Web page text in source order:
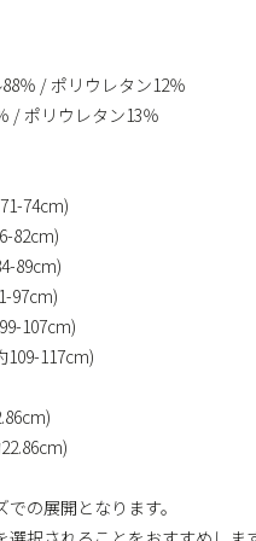
％ / ポリウレタン12％
/ ポリウレタン13％
74cm)
82cm)
89cm)
97cm)
107cm)
109-117cm)
の展開となります。